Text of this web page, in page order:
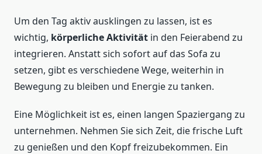
Um den Tag aktiv ausklingen zu lassen, ist es
wichtig, körperliche Aktivität in den Feierabend zu
integrieren. Anstatt sich sofort auf das Sofa zu
setzen, gibt es verschiedene Wege, weiterhin in
Bewegung zu bleiben und Energie zu tanken.
Eine Möglichkeit ist es, einen langen Spaziergang zu
unternehmen. Nehmen Sie sich Zeit, die frische Luft
zu genießen und den Kopf freizubekommen. Ein